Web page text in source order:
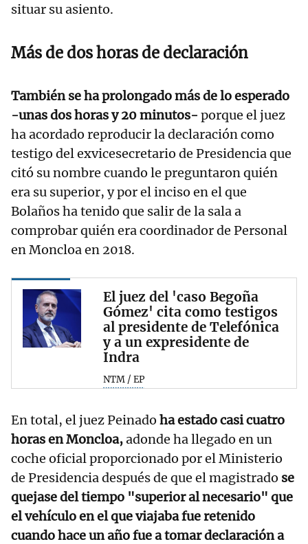
situar su asiento.
Más de dos horas de declaración
También se ha prolongado más de lo esperado
-unas dos horas y 20 minutos- porque el juez
ha acordado reproducir la declaración como
testigo del exvicesecretario de Presidencia que
citó su nombre cuando le preguntaron quién
era su superior, y por el inciso en el que
Bolaños ha tenido que salir de la sala a
comprobar quién era coordinador de Personal
en Moncloa en 2018.
El juez del 'caso Begoña
Gómez' cita como testigos
al presidente de Telefónica
y a un expresidente de
Indra
NTM / EP
En total, el juez Peinado ha estado casi cuatro
horas en Moncloa,adonde ha llegado en un
coche oficial proporcionado por el Ministerio
de Presidencia después de que el magistrado se
quejase del tiempo "superior al necesario" que
el vehículo en el que viajaba fue retenido
cuando hace un año fue a tomar declaración a